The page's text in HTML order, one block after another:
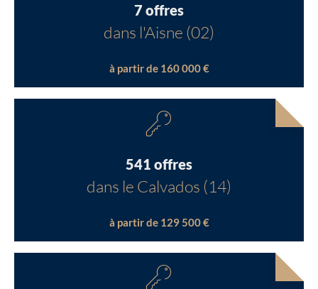
7 offres
dans l'Aisne (02)
à partir de 160 000 €
541 offres
dans le Calvados (14)
à partir de 129 500 €